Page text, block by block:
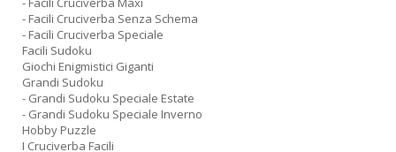
- Facili Cruciverba Senza Schema
- Facili Cruciverba Speciale
Facili Sudoku
Giochi Enigmistici Giganti
Grandi Sudoku
- Grandi Sudoku Speciale Estate
- Grandi Sudoku Speciale Inverno
Hobby Puzzle
I Cruciverba Facili